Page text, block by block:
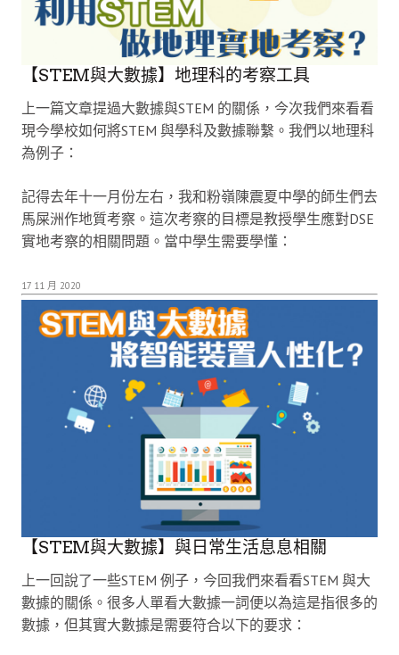
【STEM與大數據】地理科的考察工具
上一篇文章提過大數據與STEM 的關係，今次我們來看看
現今學校如何將STEM 與學科及數據聯繫。我們以地理科
為例子：
記得去年十一月份左右，我和粉嶺陳震夏中學的師生們去
馬屎洲作地質考察。這次考察的目標是教授學生應對DSE
實地考察的相關問題。當中學生需要學懂：
17 11 月 2020
【STEM與大數據】與日常生活息息相關
上一回說了一些STEM 例子，今回我們來看看STEM 與大
數據的關係。很多人單看大數據一詞便以為這是指很多的
數據，但其實大數據是需要符合以下的要求：